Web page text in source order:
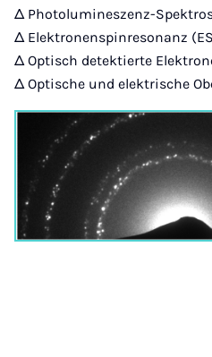
Δ Photolumineszenz-
Δ Elektronenspinresonanz
Δ Optisch detektierte
Δ Optische und elektrische